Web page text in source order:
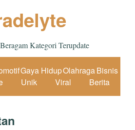
Kategori Terupdate
Gaya HidupOlahragaBisnis
Unik Viral Berita